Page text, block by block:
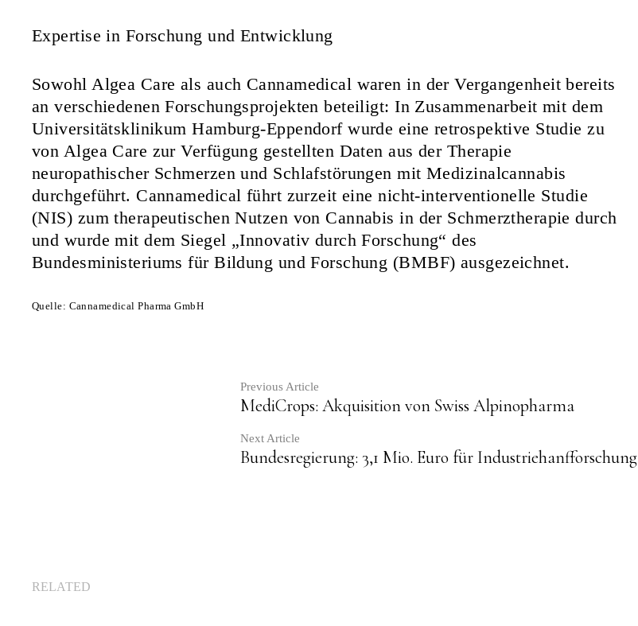
Continue
Reading
Previous Article
MediCrops: Akquisition von Swiss Alpinopharma
Next Article
Bundesregierung: 3,1 Mio. Euro für Industriehanfforschung
Expertise in Forschung und Entwicklung
Sowohl Algea Care als auch Cannamedical waren in der Vergangenheit bereits
an verschiedenen Forschungsprojekten beteiligt: In Zusammenarbeit mit dem
Universitätsklinikum Hamburg-Eppendorf wurde eine retrospektive Studie zu
von Algea Care zur Verfügung gestellten Daten aus der Therapie
neuropathischer Schmerzen und Schlafstörungen mit Medizinalcannabis
durchgeführt. Cannamedical führt zurzeit eine nicht-interventionelle Studie
(NIS) zum therapeutischen Nutzen von Cannabis in der Schmerztherapie durch
und wurde mit dem Siegel „Innovativ durch Forschung“ des
Bundesministeriums für Bildung und Forschung (BMBF) ausgezeichnet.
Quelle: Cannamedical Pharma GmbH
RELATED